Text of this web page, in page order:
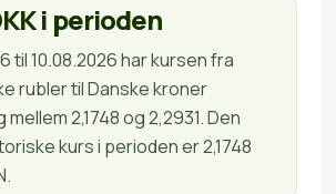
i perioden
til 10.08.2026 har kursen fra
rubler til Danske kroner
2,1748 og 2,2931. Den
kurs i perioden er 2,1748